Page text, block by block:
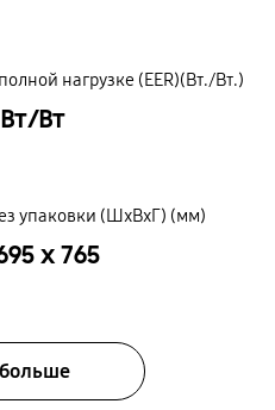
нагрузке (EER)(Вт./Вт.)
Вт
упаковки (ШxВxГ) (мм)
x 765